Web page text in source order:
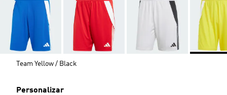
Team Yellow / Black
Personalizar